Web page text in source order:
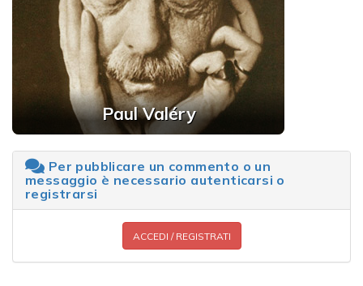
Paul Valéry
Per pubblicare un commento o un
messaggio è necessario autenticarsi o
registrarsi
ACCEDI / REGISTRATI